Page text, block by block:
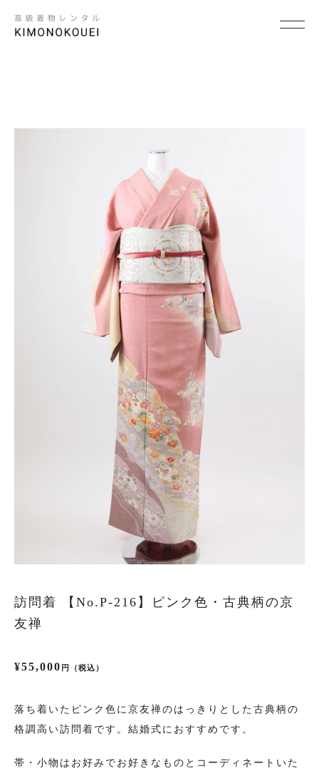
卒入学式・卒入園式
パーティ・ビジネス
七五三
成人式
叙勲
観劇・お茶会・街歩き
夏のイベント
ITEM
着物の種類から探す
訪問着の商品一覧へ
プラン・料金
訪問着 【No.P-216】ピンク色・古典柄の京
友禅
¥55,000 円（税込）
落ち着いたピンク色に京友禅のはっきりとした古典柄の
格調高い訪問着です。結婚式におすすめです。
帯・小物はお好みでお好きなものとコーディネートいた